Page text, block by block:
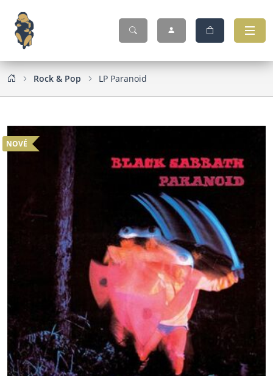
Rock & Pop LP Paranoid
NOVÉ